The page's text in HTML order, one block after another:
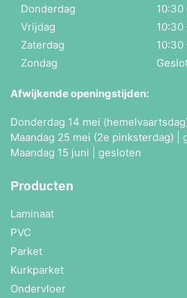
Donderdag
10:30
Vrijdag
10:30
Zaterdag
10:30
Zondag
Afwijkende openingstijden:
Donderdag 14 mei
Maandag 25 mei (2e pinksterdag) |
Maandag 15 juni | gesloten
Producten
Laminaat
PVC
Parket
Kurkparket
Ondervloer